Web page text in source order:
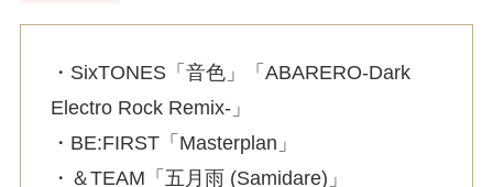
・SixTONES「音色」「ABARERO-Dark
Electro Rock Remix-」
・BE:FIRST「Masterplan」
・＆TEAM「五月雨 (Samidare)」